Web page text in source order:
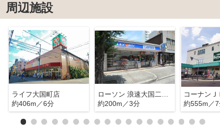
周辺施設
ライフ大国町店
約406m／6分
約200m／3分
約555m／